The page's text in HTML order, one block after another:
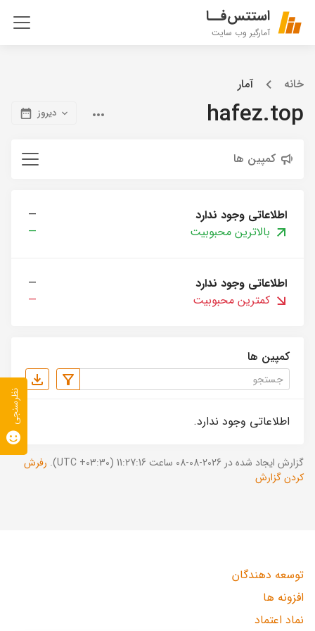
استتس‌فــا
آمارگیر وب سایت
خانه آمار
hafez.top دیروز
کمپین ها
اطلاعاتی وجود ندارد
—
بالاترین محبوبیت
—
اطلاعاتی وجود ندارد
—
کمترین محبوبیت
—
کمپین ها
اطلاعاتی وجود ندارد.
گزارش ایجاد شده در 2026-08-08 ساعت 11:27:16 (UTC +03:30).
رفرش
کردن گزارش
توسعه دهندگان
افزونه ها
نماد اعتماد
نظرسنجی